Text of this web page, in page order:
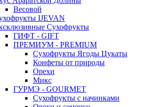
Весовой
IJEVAN
Сухофрукты
ГИФТ - GIFT
ПРЕМИУМ - PREMIUM
Сухофрукты Ягоды Цукаты
Конфеты от природы
Орехи
Микс
ГУРМЭ - GOURMET
Сухофрукты с начинками